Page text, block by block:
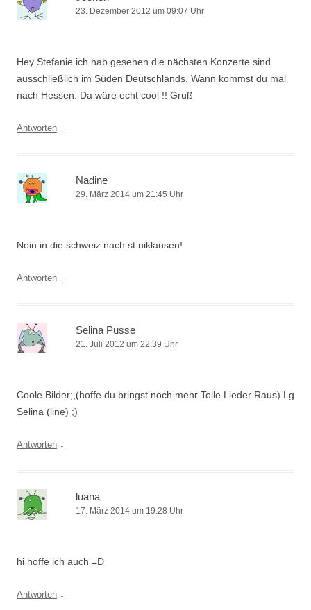
23. Dezember 2012 um 09:07 Uhr
Hey Stefanie ich hab gesehen die nächsten Konzerte sind
ausschließlich im Süden Deutschlands. Wann kommst du mal
nach Hessen. Da wäre echt cool !! Gruß
Antworten ↓
Nadine
29. März 2014 um 21:45 Uhr
Nein in die schweiz nach st.niklausen!
Antworten ↓
Selina Pusse
21. Juli 2012 um 22:39 Uhr
Coole Bilder;,(hoffe du bringst noch mehr Tolle Lieder Raus) Lg
Selina (line) ;)
Antworten ↓
luana
17. März 2014 um 19:28 Uhr
hi hoffe ich auch =D
Antworten ↓